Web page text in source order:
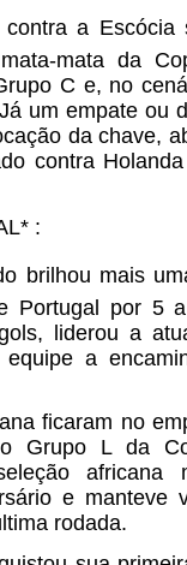
a Escócia
mata da
C e, no
um empate ou
da chave,
contra
:
brilhou mais
Portugal por 5
liderou a
a
ficaram no
Grupo L da
africana
e manteve
rodada.